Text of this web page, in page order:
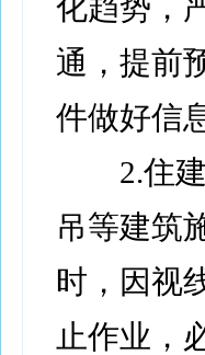
化趋势，
通，提前
件做好信
2.住建
吊等建筑
时，因视
止作业，